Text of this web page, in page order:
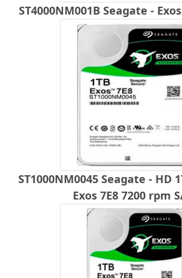
ST4000NM001B Seagate -
ST1000NM0045 Seagate - HD
Exos 7E8 7200 rpm